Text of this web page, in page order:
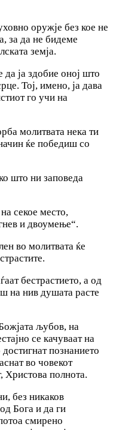
оружје без кое не
за да не бидеме
земја.
ја здобие оној што
Тој, имено, ја дава
го учи на
молитвата нека ти
ќе победиш со
што ни заповеда
секое место,
и двоумење“.
во молитвата ќе
бестрастието, а од
на нив душата расте
љубов, на
се качуваат на
познанието
во човекот
Христова полнота.
без никаков
Бога и да ги
смирено